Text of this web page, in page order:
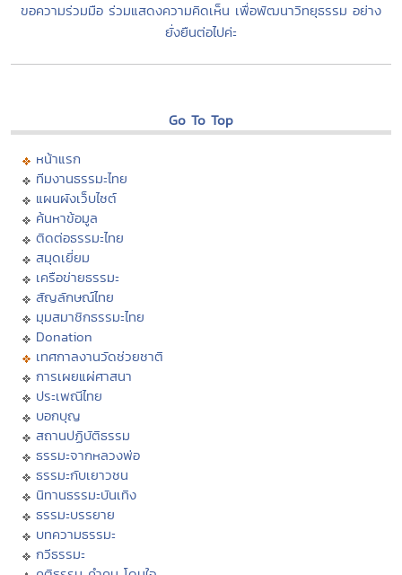
ขอความร่วมมือ ร่วมแสดงความคิดเห็น เพื่อพัฒนาวิทยุธรรม อย่าง
ยั่งยืนต่อไปค่ะ
Go To Top
หน้าแรก
ทีมงานธรรมะไทย
แผนผังเว็บไซต์
ค้นหาข้อมูล
ติดต่อธรรมะไทย
สมุดเยี่ยม
เครือข่ายธรรมะ
สัญลักษณ์ไทย
มุมสมาชิกธรรมะไทย
Donation
เทศกาลงานวัดช่วยชาติ
การเผยแผ่ศาสนา
ประเพณีไทย
บอกบุญ
สถานปฏิบัติธรรม
ธรรมะจากหลวงพ่อ
ธรรมะกับเยาวชน
นิทานธรรมะบันเทิง
ธรรมะบรรยาย
บทความธรรมะ
กวีธรรมะ